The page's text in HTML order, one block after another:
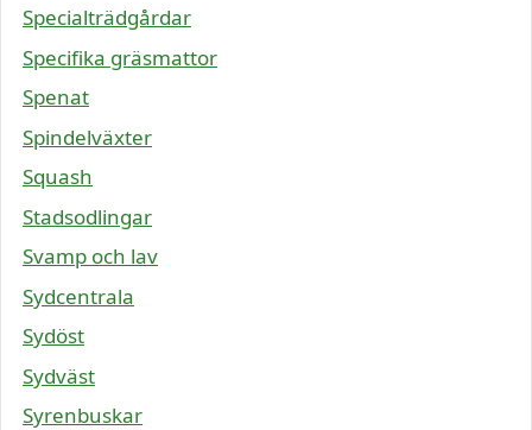
Specialträdgårdar
Specifika gräsmattor
Spenat
Spindelväxter
Squash
Stadsodlingar
Svamp och lav
Sydcentrala
Sydöst
Sydväst
Syrenbuskar